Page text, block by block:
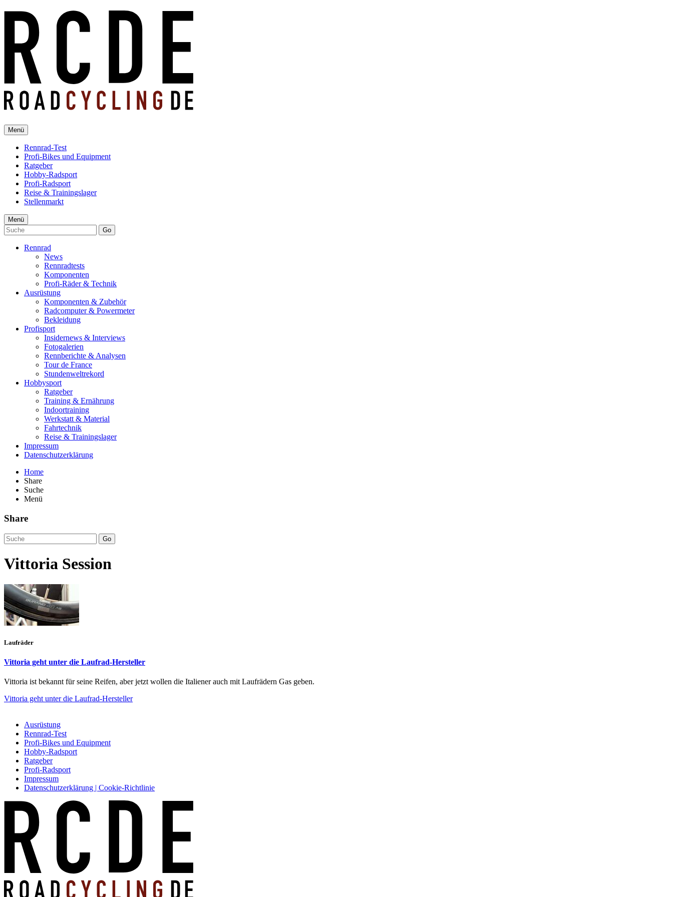
Menü
Rennrad-Test
Profi-Bikes und Equipment
Ratgeber
Hobby-Radsport
Profi-Radsport
Reise & Trainingslager
Stellenmarkt
Menü
Go
Rennrad
News
Rennradtests
Komponenten
Profi-Räder & Technik
Ausrüstung
Komponenten & Zubehör
Radcomputer & Powermeter
Bekleidung
Profisport
Insidernews & Interviews
Fotogalerien
Rennberichte & Analysen
Tour de France
Stundenweltrekord
Hobbysport
Ratgeber
Training & Ernährung
Indoortraining
Werkstatt & Material
Fahrtechnik
Reise & Trainingslager
Impressum
Datenschutzerklärung
Home
Share
Suche
Menü
Share
Go
Vittoria Session
Laufräder
Vittoria geht unter die Laufrad-Hersteller
Vittoria ist bekannt für seine Reifen, aber jetzt wollen die Italiener auch mit Laufrädern Gas geben.
Vittoria geht unter die Laufrad-Hersteller
Ausrüstung
Rennrad-Test
Profi-Bikes und Equipment
Hobby-Radsport
Ratgeber
Profi-Radsport
Impressum
Datenschutzerklärung | Cookie-Richtlinie